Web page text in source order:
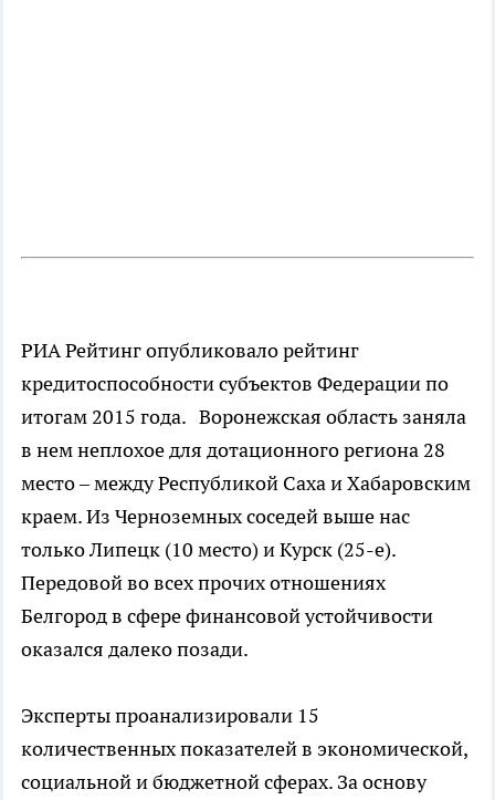
РИА Рейтинг опубликовало рейтинг
кредитоспособности субъектов Федерации по
итогам 2015 года. Воронежская область заняла
в нем неплохое для дотационного региона 28
место – между Республикой Саха и Хабаровским
краем. Из Черноземных соседей выше нас
только Липецк (10 место) и Курск (25-е).
Передовой во всех прочих отношениях
Белгород в сфере финансовой устойчивости
оказался далеко позади.
Эксперты проанализировали 15
количественных показателей в экономической,
социальной и бюджетной сферах. За основу